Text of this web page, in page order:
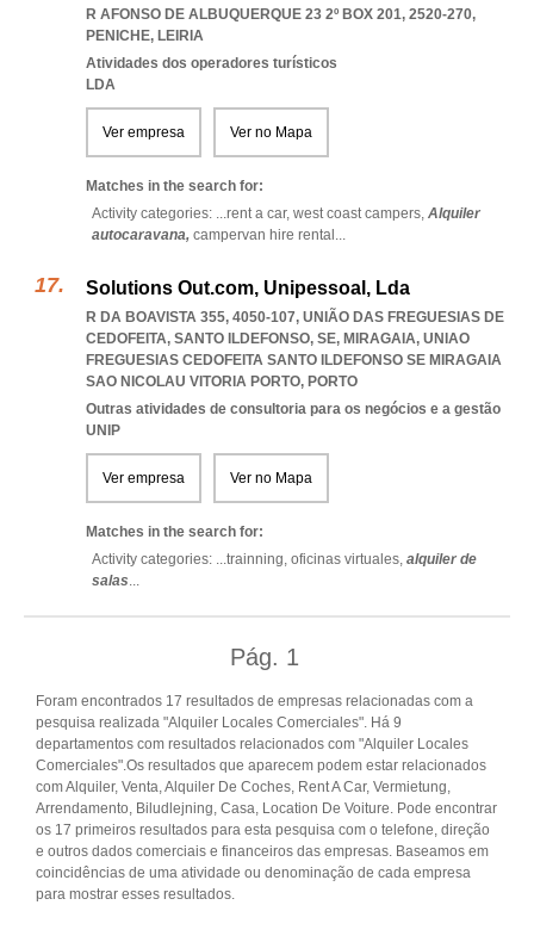
R AFONSO DE ALBUQUERQUE 23 2º BOX 201, 2520-270,
PENICHE, LEIRIA
Atividades dos operadores turísticos
LDA
Ver empresa Ver no Mapa
Matches in the search for:
Activity categories: ...rent a car, west coast campers, Alquiler
autocaravana, campervan hire rental ...
Solutions Out.com, Unipessoal, Lda
R DA BOAVISTA 355, 4050-107, UNIÃO DAS FREGUESIAS DE
CEDOFEITA, SANTO ILDEFONSO, SE, MIRAGAIA, UNIAO
FREGUESIAS CEDOFEITA SANTO ILDEFONSO SE MIRAGAIA
SAO NICOLAU VITORIA PORTO, PORTO
Outras atividades de consultoria para os negócios e a gestão
UNIP
Ver empresa Ver no Mapa
Matches in the search for:
Activity categories: ...trainning, oficinas virtuales, alquiler de
salas...
Pág. 1
Foram encontrados 17 resultados de empresas relacionadas com a
pesquisa realizada "Alquiler Locales Comerciales". Há 9
departamentos com resultados relacionados com "Alquiler Locales
Comerciales".Os resultados que aparecem podem estar relacionados
com Alquiler, Venta, Alquiler De Coches, Rent A Car, Vermietung,
Arrendamento, Biludlejning, Casa, Location De Voiture. Pode encontrar
os 17 primeiros resultados para esta pesquisa com o telefone, direção
e outros dados comerciais e financeiros das empresas. Baseamos em
coincidências de uma atividade ou denominação de cada empresa
para mostrar esses resultados.